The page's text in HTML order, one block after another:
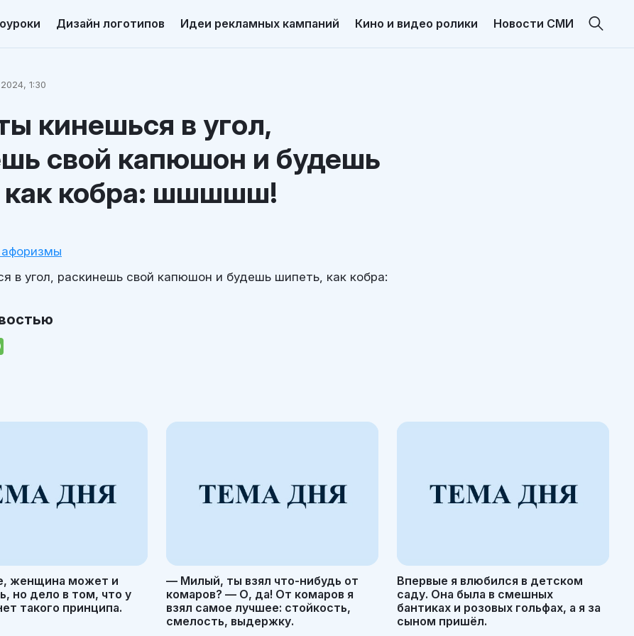
Дизайн логотипов Идеи рекламных кампаний Кино и видео ролики Новости СМИ
1:30
кинешься в угол,
свой капюшон и будешь
как кобра: шшшшш!
в угол, раскинешь свой капюшон и будешь шипеть, как кобра:
женщина может и
но дело в том, что у
такого принципа.
— Милый, ты взял что-нибудь от
комаров? — О, да! От комаров я
взял самое лучшее: стойкость,
смелость, выдержку.
Впервые я влюбился в детском
саду. Она была в смешных
бантиках и розовых гольфах, а я за
сыном пришёл.